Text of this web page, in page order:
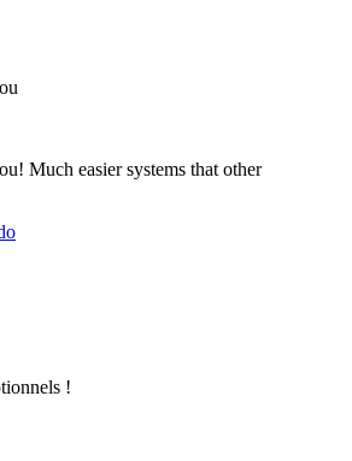
Much easier systems that other
!